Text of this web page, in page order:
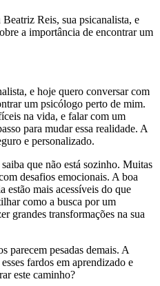
Reis, sua psicanalista, e
a importância de encontrar um
e hoje quero conversar com
um psicólogo perto de mim.
na vida, e falar com um
para mudar essa realidade. A
e personalizado.
que não está sozinho. Muitas
desafios emocionais. A boa
estão mais acessíveis do que
como a busca por um
grandes transformações na sua
parecem pesadas demais. A
fardos em aprendizado e
este caminho?